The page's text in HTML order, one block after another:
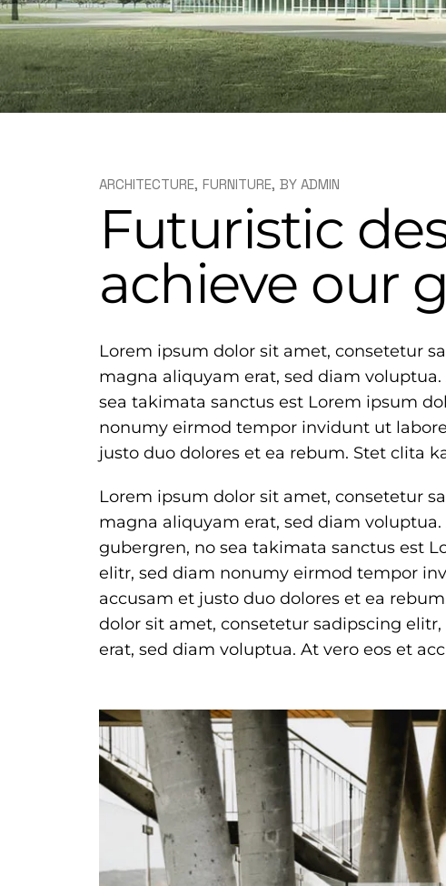
ARCHITECTURE FURNITURE BY ADMIN
Futuristic
achieve our
Lorem ipsum dolor sit amet, consetetur
magna aliquyam erat, sed diam
sea takimata sanctus est Lorem ipsum
nonumy eirmod tempor invidunt ut
justo duo dolores et ea rebum. Stet clita
Lorem ipsum dolor sit amet, consetetur
magna aliquyam erat, sed diam
gubergren, no sea takimata sanctus est
elitr, sed diam nonumy eirmod tempor
accusam et justo duo dolores et ea
dolor sit amet, consetetur sadipscing
erat, sed diam voluptua. At vero eos et